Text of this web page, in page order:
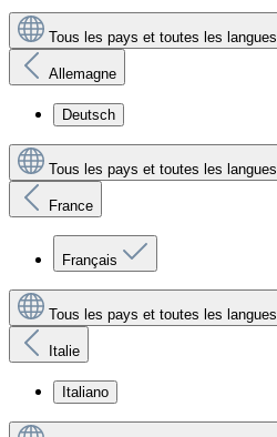
Tous les pays et toutes les langues
Allemagne
Deutsch
Tous les pays et toutes les langues
France
Français
Tous les pays et toutes les langues
Italie
Italiano